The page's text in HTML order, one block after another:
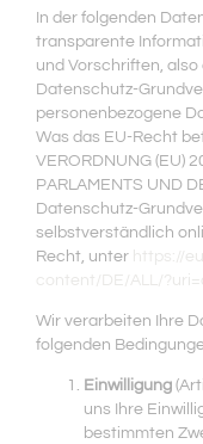
In der folgenden
transparente
und Vorschriften,
Datenschutz-
personenbezogene
Was das EU-Recht
VERORDNUNG (EU)
PARLAMENTS UND
Datenschutz-
selbstverständlich
Recht, unter https://
content/DE/ALL/
Wir verarbeiten Ihre
folgenden
Einwilligung
uns Ihre
bestimmten